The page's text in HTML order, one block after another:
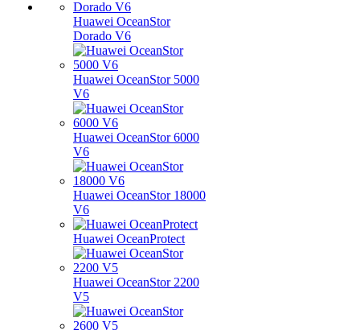
Huawei OceanStor
Dorado V6
Huawei OceanStor 5000
V6
Huawei OceanStor 6000
V6
Huawei OceanStor 18000
V6
Huawei OceanProtect
Huawei OceanStor 2200
V5